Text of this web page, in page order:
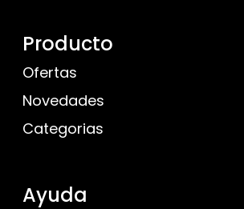
Producto
Ofertas
Novedades
Categorias
Ayuda